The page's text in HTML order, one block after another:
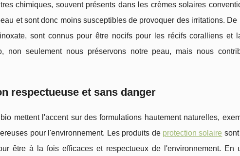
chimiques, souvent présents dans les crèmes solaires
et sont donc moins susceptibles de provoquer des irritations.
sont connus pour être nocifs pour les récifs coralliens et
non seulement nous préservons notre peau, mais nous
respectueuse et sans danger
mettent l'accent sur des formulations hautement naturelles,
pour l'environnement. Les produits de protection solaire
être à la fois efficaces et respectueux de l'environnement. En